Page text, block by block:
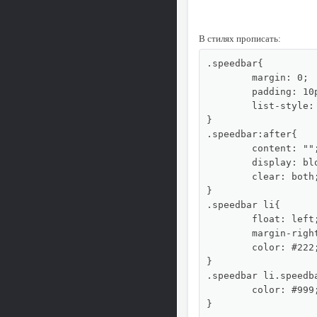
В стилях прописать:
.speedbar{
}
.speedbar:after{
}
.speedbar li{
}
.speedbar
}